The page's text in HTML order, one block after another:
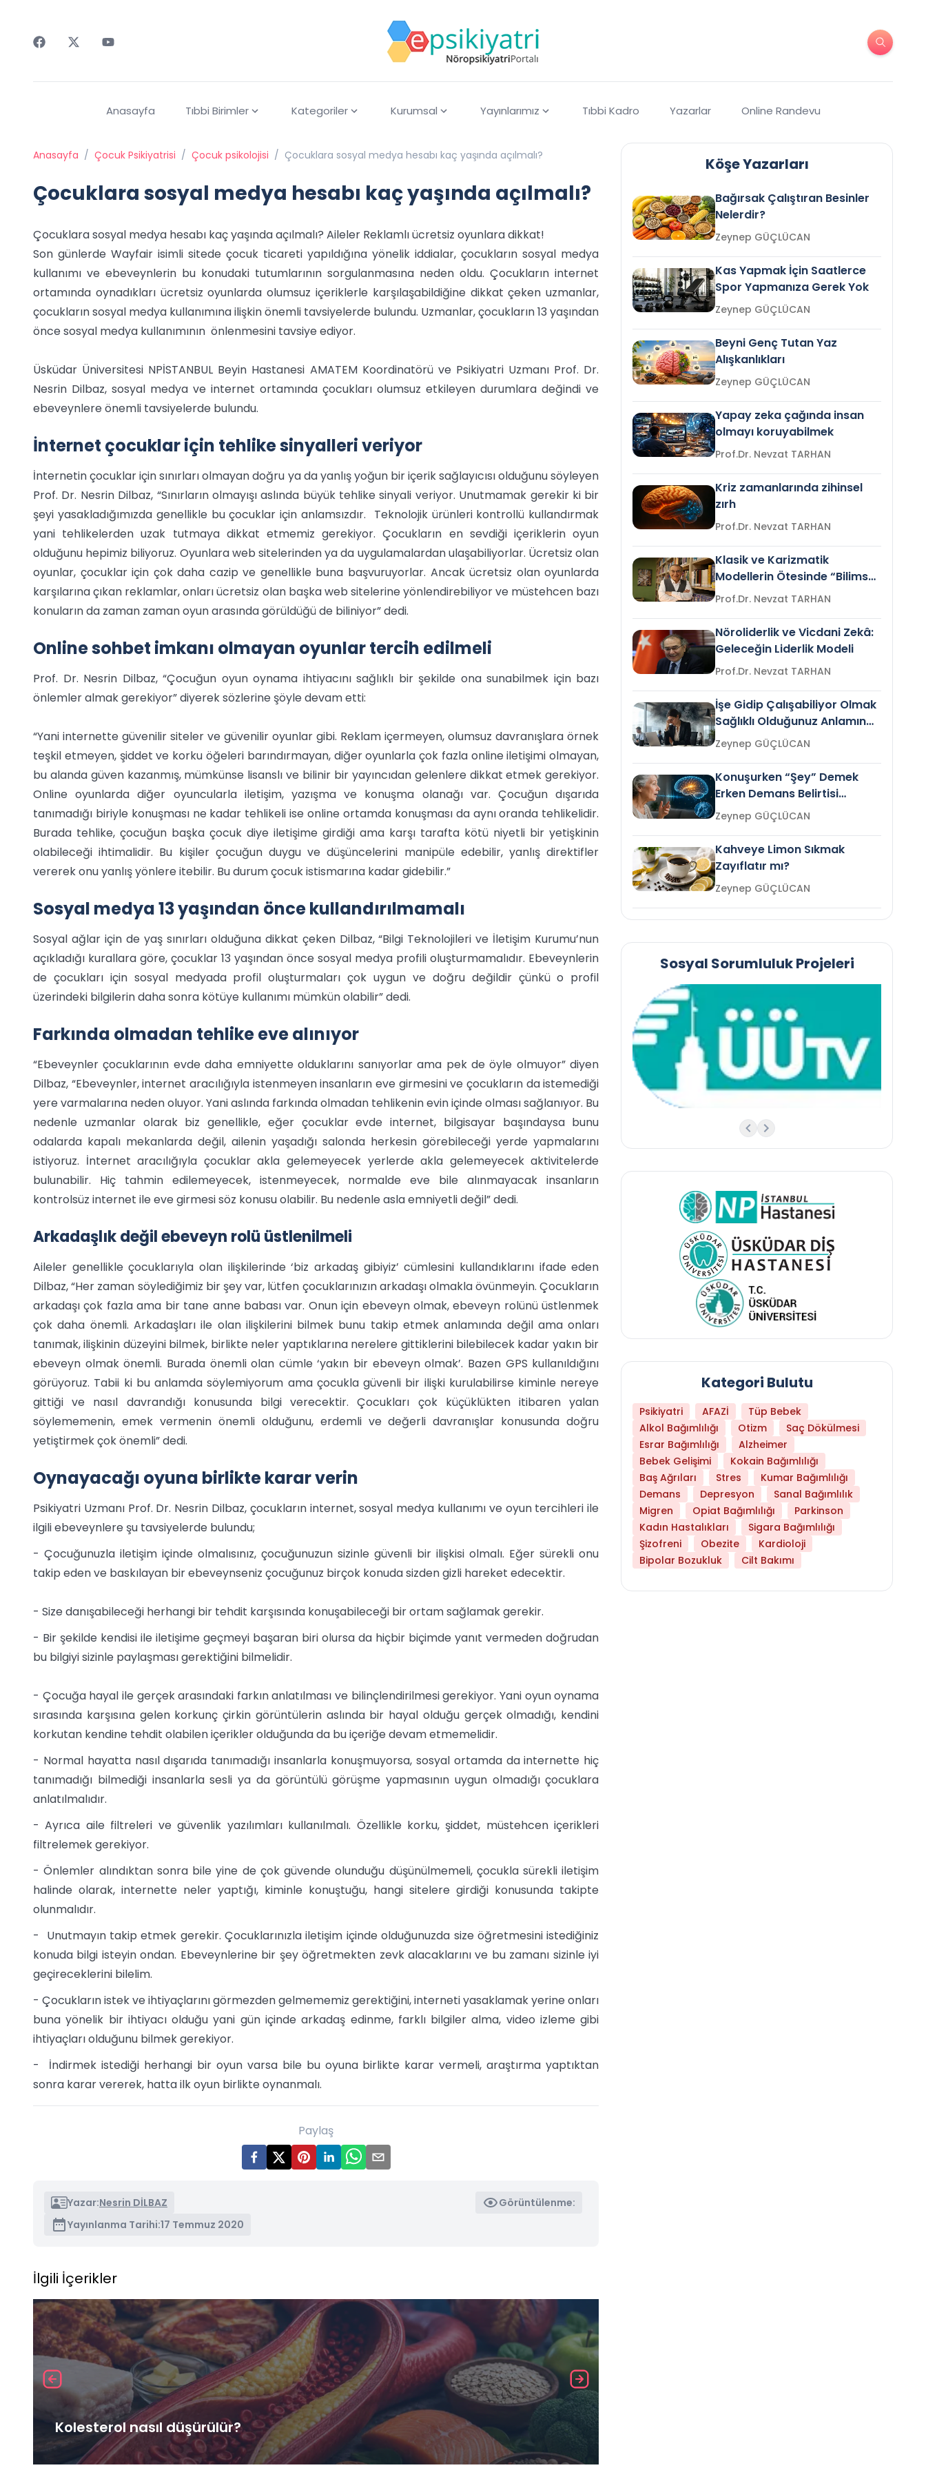
Anasayfa Tıbbi Birimler Kategoriler Kurumsal Yayınlarımız Tıbbi Kadro Yazarlar Online Randevu
Anasayfa / Çocuk Psikiyatrisi / Çocuk psikolojisi / Çocuklara sosyal medya hesabı kaç yaşında açılmalı?
Çocuklara sosyal medya hesabı kaç yaşında açılmalı?
Çocuklara sosyal medya hesabı kaç yaşında açılmalı? Aileler Reklamlı ücretsiz oyunlara dikkat!
Son günlerde Wayfair isimli sitede çocuk ticareti yapıldığına yönelik iddialar, çocukların sosyal medya
kullanımı ve ebeveynlerin bu konudaki tutumlarının sorgulanmasına neden oldu. Çocukların internet
ortamında oynadıkları ücretsiz oyunlarda olumsuz içeriklerle karşılaşabildiğine dikkat çeken uzmanlar,
çocukların sosyal medya kullanımına ilişkin önemli tavsiyelerde bulundu. Uzmanlar, çocukların 13 yaşından
önce sosyal medya kullanımının önlenmesini tavsiye ediyor.
Üsküdar Üniversitesi NPİSTANBUL Beyin Hastanesi AMATEM Koordinatörü ve Psikiyatri Uzmanı Prof. Dr.
Nesrin Dilbaz, sosyal medya ve internet ortamında çocukları olumsuz etkileyen durumlara değindi ve
ebeveynlere önemli tavsiyelerde bulundu.
İnternet çocuklar için tehlike sinyalleri veriyor
İnternetin çocuklar için sınırları olmayan doğru ya da yanlış yoğun bir içerik sağlayıcısı olduğunu söyleyen
Prof. Dr. Nesrin Dilbaz, “Sınırların olmayışı aslında büyük tehlike sinyali veriyor. Unutmamak gerekir ki bir
şeyi yasakladığımızda genellikle bu çocuklar için anlamsızdır. Teknolojik ürünleri kontrollü kullandırmak
yani tehlikelerden uzak tutmaya dikkat etmemiz gerekiyor. Çocukların en sevdiği içeriklerin oyun
olduğunu hepimiz biliyoruz. Oyunlara web sitelerinden ya da uygulamalardan ulaşabiliyorlar. Ücretsiz olan
oyunlar, çocuklar için çok daha cazip ve genellikle buna başvuruyorlar. Ancak ücretsiz olan oyunlarda
karşılarına çıkan reklamlar, onları ücretsiz olan başka web sitelerine yönlendirebiliyor ve müstehcen bazı
konuların da zaman zaman oyun arasında görüldüğü de biliniyor” dedi.
Online sohbet imkanı olmayan oyunlar tercih edilmeli
Prof. Dr. Nesrin Dilbaz, “Çocuğun oyun oynama ihtiyacını sağlıklı bir şekilde ona sunabilmek için bazı
önlemler almak gerekiyor” diyerek sözlerine şöyle devam etti:
“Yani internette güvenilir siteler ve güvenilir oyunlar gibi. Reklam içermeyen, olumsuz davranışlara örnek
teşkil etmeyen, şiddet ve korku öğeleri barındırmayan, diğer oyunlarla çok fazla online iletişimi olmayan,
bu alanda güven kazanmış, mümkünse lisanslı ve bilinir bir yayıncıdan gelenlere dikkat etmek gerekiyor.
Online oyunlarda diğer oyuncularla iletişim, yazışma ve konuşma olanağı var. Çocuğun dışarıda
tanımadığı biriyle konuşması ne kadar tehlikeli ise online ortamda konuşması da aynı oranda tehlikelidir.
Burada tehlike, çocuğun başka çocuk diye iletişime girdiği ama karşı tarafta kötü niyetli bir yetişkinin
olabileceği ihtimalidir. Bu kişiler çocuğun duygu ve düşüncelerini manipüle edebilir, yanlış direktifler
vererek onu yanlış yönlere itebilir. Bu durum çocuk istismarına kadar gidebilir.”
Sosyal medya 13 yaşından önce kullandırılmamalı
Sosyal ağlar için de yaş sınırları olduğuna dikkat çeken Dilbaz, “Bilgi Teknolojileri ve İletişim Kurumu’nun
açıkladığı kurallara göre, çocuklar 13 yaşından önce sosyal medya profili oluşturmamalıdır. Ebeveynlerin
de çocukları için sosyal medyada profil oluşturmaları çok uygun ve doğru değildir çünkü o profil
üzerindeki bilgilerin daha sonra kötüye kullanımı mümkün olabilir” dedi.
Farkında olmadan tehlike eve alınıyor
“Ebeveynler çocuklarının evde daha emniyette olduklarını sanıyorlar ama pek de öyle olmuyor” diyen
Dilbaz, “Ebeveynler, internet aracılığıyla istenmeyen insanların eve girmesini ve çocukların da istemediği
yere varmalarına neden oluyor. Yani aslında farkında olmadan tehlikenin evin içinde olması sağlanıyor. Bu
nedenle uzmanlar olarak biz genellikle, eğer çocuklar evde internet, bilgisayar başındaysa bunu
odalarda kapalı mekanlarda değil, ailenin yaşadığı salonda herkesin görebileceği yerde yapmalarını
istiyoruz. İnternet aracılığıyla çocuklar akla gelemeyecek yerlerde akla gelemeyecek aktivitelerde
bulunabilir. Hiç tahmin edilemeyecek, istenmeyecek, normalde eve bile alınmayacak insanların
kontrolsüz internet ile eve girmesi söz konusu olabilir. Bu nedenle asla emniyetli değil” dedi.
Arkadaşlık değil ebeveyn rolü üstlenilmeli
Aileler genellikle çocuklarıyla olan ilişkilerinde ‘biz arkadaş gibiyiz’ cümlesini kullandıklarını ifade eden
Dilbaz, “Her zaman söylediğimiz bir şey var, lütfen çocuklarınızın arkadaşı olmakla övünmeyin. Çocukların
arkadaşı çok fazla ama bir tane anne babası var. Onun için ebeveyn olmak, ebeveyn rolünü üstlenmek
çok daha önemli. Arkadaşları ile olan ilişkilerini bilmek bunu takip etmek anlamında değil ama onları
tanımak, ilişkinin düzeyini bilmek, birlikte neler yaptıklarına nerelere gittiklerini bilebilecek kadar yakın bir
ebeveyn olmak önemli. Burada önemli olan cümle ‘yakın bir ebeveyn olmak’. Bazen GPS kullanıldığını
görüyoruz. Tabii ki bu anlamda söylemiyorum ama çocukla güvenli bir ilişki kurulabilirse kiminle nereye
gittiği ve nasıl davrandığı konusunda bilgi verecektir. Çocukları çok küçüklükten itibaren yalan
söylememenin, emek vermenin önemli olduğunu, erdemli ve değerli davranışlar konusunda doğru
yetiştirmek çok önemli” dedi.
Oynayacağı oyuna birlikte karar verin
Psikiyatri Uzmanı Prof. Dr. Nesrin Dilbaz, çocukların internet, sosyal medya kullanımı ve oyun tercihleri ile
ilgili ebeveynlere şu tavsiyelerde bulundu;
- Çocuğunuzla iletişim içinde olmalısınız, çocuğunuzun sizinle güvenli bir ilişkisi olmalı. Eğer sürekli onu
takip eden ve baskılayan bir ebeveynseniz çocuğunuz birçok konuda sizden gizli hareket edecektir.
- Size danışabileceği herhangi bir tehdit karşısında konuşabileceği bir ortam sağlamak gerekir.
- Bir şekilde kendisi ile iletişime geçmeyi başaran biri olursa da hiçbir biçimde yanıt vermeden doğrudan
bu bilgiyi sizinle paylaşması gerektiğini bilmelidir.
- Çocuğa hayal ile gerçek arasındaki farkın anlatılması ve bilinçlendirilmesi gerekiyor. Yani oyun oynama
sırasında karşısına gelen korkunç çirkin görüntülerin aslında bir hayal olduğu gerçek olmadığı, kendini
korkutan kendine tehdit olabilen içerikler olduğunda da bu içeriğe devam etmemelidir.
- Normal hayatta nasıl dışarıda tanımadığı insanlarla konuşmuyorsa, sosyal ortamda da internette hiç
tanımadığı bilmediği insanlarla sesli ya da görüntülü görüşme yapmasının uygun olmadığı çocuklara
anlatılmalıdır.
- Ayrıca aile filtreleri ve güvenlik yazılımları kullanılmalı. Özellikle korku, şiddet, müstehcen içerikleri
filtrelemek gerekiyor.
- Önlemler alındıktan sonra bile yine de çok güvende olunduğu düşünülmemeli, çocukla sürekli iletişim
halinde olarak, internette neler yaptığı, kiminle konuştuğu, hangi sitelere girdiği konusunda takipte
olunmalıdır.
- Unutmayın takip etmek gerekir. Çocuklarınızla iletişim içinde olduğunuzda size öğretmesini istediğiniz
konuda bilgi isteyin ondan. Ebeveynlerine bir şey öğretmekten zevk alacaklarını ve bu zamanı sizinle iyi
geçireceklerini bilelim.
- Çocukların istek ve ihtiyaçlarını görmezden gelmememiz gerektiğini, interneti yasaklamak yerine onları
buna yönelik bir ihtiyacı olduğu yani gün içinde arkadaş edinme, farklı bilgiler alma, video izleme gibi
ihtiyaçları olduğunu bilmek gerekiyor.
- İndirmek istediği herhangi bir oyun varsa bile bu oyuna birlikte karar vermeli, araştırma yaptıktan
sonra karar vererek, hatta ilk oyun birlikte oynanmalı.
Paylaş
Yazar:Nesrin DİLBAZ
Görüntülenme:
Yayınlanma Tarihi:17 Temmuz 2020
İlgili İçerikler
Kolesterol nasıl düşürülür?
Köşe Yazarları
Bağırsak Çalıştıran Besinler
Nelerdir?
Zeynep GÜÇLÜCAN
Kas Yapmak İçin Saatlerce
Spor Yapmanıza Gerek Yok
Zeynep GÜÇLÜCAN
Beyni Genç Tutan Yaz
Alışkanlıkları
Zeynep GÜÇLÜCAN
Yapay zeka çağında insan
olmayı koruyabilmek
Prof.Dr. Nevzat TARHAN
Kriz zamanlarında zihinsel
zırh
Prof.Dr. Nevzat TARHAN
Klasik ve Karizmatik
Modellerin Ötesinde “Bilimsel
Liderlik”
Prof.Dr. Nevzat TARHAN
Nöroliderlik ve Vicdani Zekâ:
Geleceğin Liderlik Modeli
Prof.Dr. Nevzat TARHAN
İşe Gidip Çalışabiliyor Olmak
Sağlıklı Olduğunuz Anlamına
Gelir mi?Zeynep GÜÇLÜCAN
Konuşurken “Şey” Demek
Erken Demans Belirtisi
Olabilir mi?Zeynep GÜÇLÜCAN
Kahveye Limon Sıkmak
Zayıflatır mı?
Zeynep GÜÇLÜCAN
Sosyal Sorumluluk Projeleri
Kategori Bulutu
Psikiyatri AFAZİ
Tüp Bebek
Alkol Bağımlılığı
Otizm
Saç Dökülmesi
Esrar Bağımlılığı
Alzheimer
Bebek Gelişimi
Kokain Bağımlılığı
Baş Ağrıları
Stres
Kumar Bağımlılığı
Demans
Depresyon
Sanal Bağımlılık
Migren
Opiat Bağımlılığı
Parkinson
Kadın Hastalıkları
Sigara Bağımlılığı
Şizofreni
Obezite
Kardioloji
Bipolar Bozukluk
Cilt Bakımı